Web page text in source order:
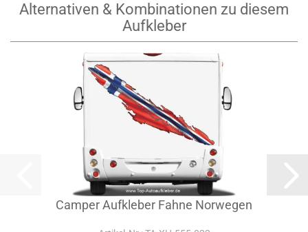
Alternativen & Kombinationen zu diesem
Aufkleber
Camper Aufkleber Fahne Norwegen